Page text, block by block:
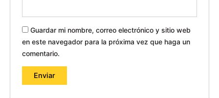
Guardar mi nombre, correo electrónico y sitio web
en este navegador para la próxima vez que haga un
comentario.